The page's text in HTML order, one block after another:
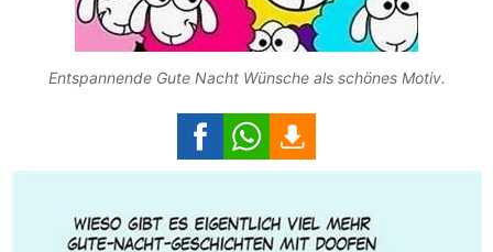
Entspannende Gute Nacht Wünsche als schönes Motiv.